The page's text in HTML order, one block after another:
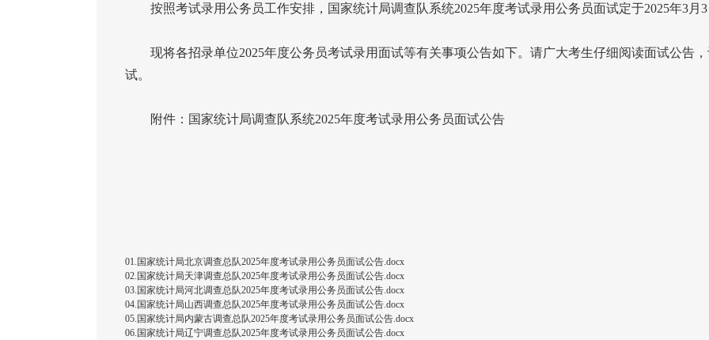
按照考试录用公务员工作安排，国家统计局调查队系统2025年度考试录用公务员面试定于2025年3月 3
现将各招录单位2025年度公务员考试录用面试等有关事项公告如下。请广大考生仔细阅读面试公告
试。
附件：国家统计局调查队系统2025年度考试录用公务员面试公告
01.国家统计局北京调查总队2025年度考试录用公务员面试公告.docx
02.国家统计局天津调查总队2025年度考试录用公务员面试公告.docx
03.国家统计局河北调查总队2025年度考试录用公务员面试公告.docx
04.国家统计局山西调查总队2025年度考试录用公务员面试公告.docx
05.国家统计局内蒙古调查总队2025年度考试录用公务员面试公告.docx
06.国家统计局辽宁调查总队2025年度考试录用公务员面试公告.docx